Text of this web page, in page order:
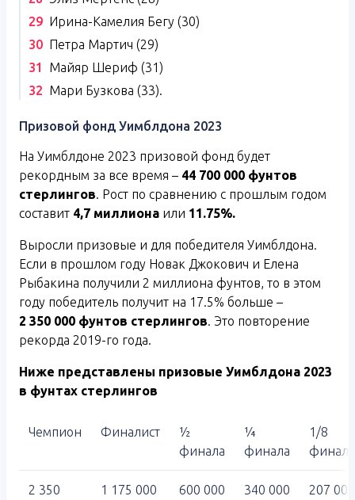
Ирина-Камелия Бегу (30)
Петра Мартич (29)
Майяр Шериф (31)
Мари Бузкова (33).
Призовой фонд Уимблдона 2023
На Уимблдоне 2023 призовой фонд будет
рекордным за все время – 44 700 000 фунтов
стерлингов. Рост по сравнению с прошлым годом
составит 4,7 миллиона или 11.75%.
Выросли призовые и для победителя Уимблдона.
Если в прошлом году Новак Джокович и Елена
Рыбакина получили 2 миллиона фунтов, то в этом
году победитель получит на 17.5% больше –
2 350 000 фунтов стерлингов. Это повторение
рекорда 2019-го года.
Ниже представлены призовые Уимблдона 2023
в фунтах стерлингов
Чемпион Финалист
½
финала
¼
финала
1/8
финала
2 350
1 175 000 600 000 340 000 207 000